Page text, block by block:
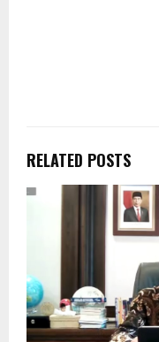
RELATED POSTS